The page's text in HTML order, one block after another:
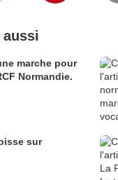
aussi
marche pour
Normandie.
sur